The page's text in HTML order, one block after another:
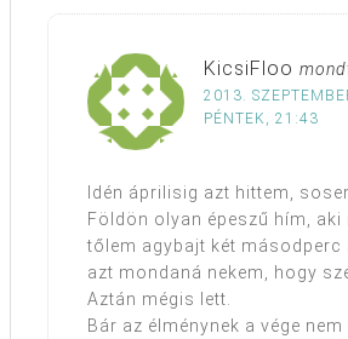
KicsiFloo
2013.
PÉNTEK, 21:43
Idén áprilisig azt hittem,
Földön olyan épeszű hím, aki
tőlem agybajt két másodperc
azt mondaná nekem, hogy
Aztán mégis lett.
Bár az élménynek a vége